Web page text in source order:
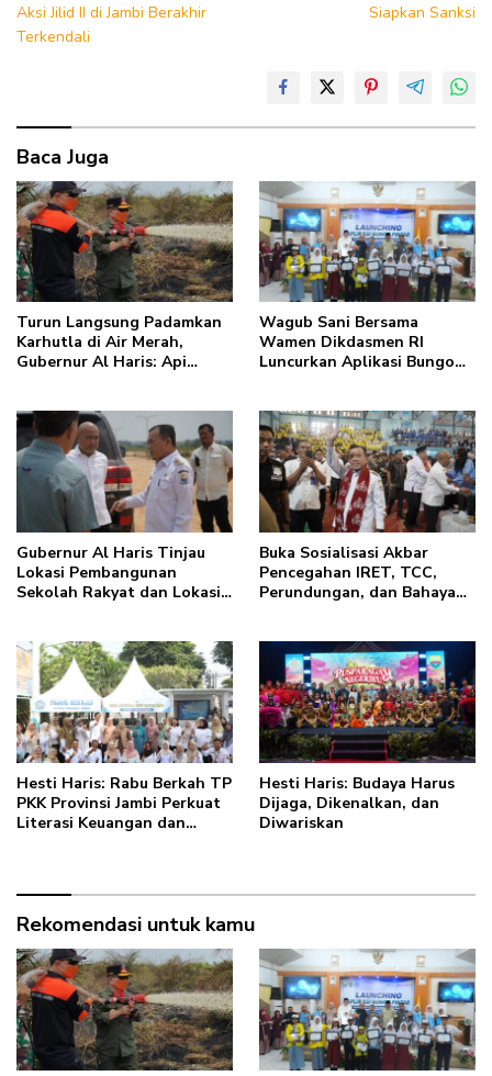
Aksi Jilid II di Jambi Berakhir
Terkendali
Siapkan Sanksi
Baca Juga
Turun Langsung Padamkan
Karhutla di Air Merah,
Gubernur Al Haris: Api
Wagub Sani Bersama
Wamen Dikdasmen RI
Luncurkan Aplikasi Bungo
Pendidikan di Jambi
Gubernur Al Haris Tinjau
Lokasi Pembangunan
Sekolah Rakyat dan Lokasi
Buka Sosialisasi Akbar
Pencegahan IRET, TCC,
Perundungan, dan Bahaya
anakku bisa jaga diri, 60%
masa depan sudah ada di
tangan”
Hesti Haris: Rabu Berkah TP
PKK Provinsi Jambi Perkuat
Literasi Keuangan dan
Hesti Haris: Budaya Harus
Dijaga, Dikenalkan, dan
Diwariskan
Rekomendasi untuk kamu